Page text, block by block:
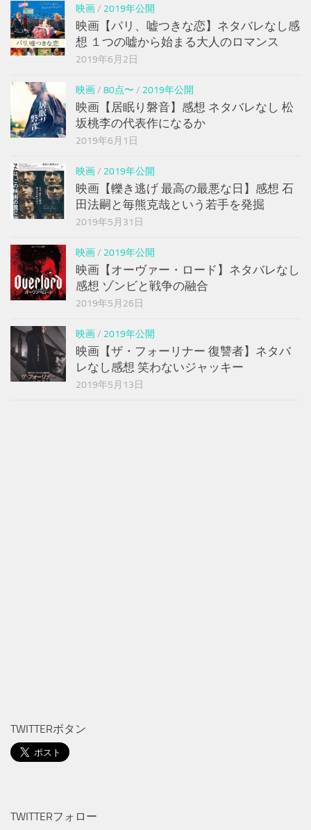
映画/ 2019年公開
映画【パリ、嘘つきな恋】ネタバレなし感
想 １つの嘘から始まる大人のロマンス
2019年6月2日
映画/ 80点〜 / 2019年公開
映画【居眠り磐音】感想 ネタバレなし 松
坂桃李の代表作になるか
2019年6月1日
映画/ 2019年公開
映画【轢き逃げ 最高の最悪な日】感想 石
田法嗣と毎熊克哉という若手を発掘
2019年5月31日
映画/ 2019年公開
映画【オーヴァー・ロード】ネタバレなし
感想 ゾンビと戦争の融合
2019年5月26日
映画/ 2019年公開
映画【ザ・フォーリナー 復讐者】ネタバ
レなし感想 笑わないジャッキー
2019年5月13日
TWITTERボタン
TWITTERフォロー